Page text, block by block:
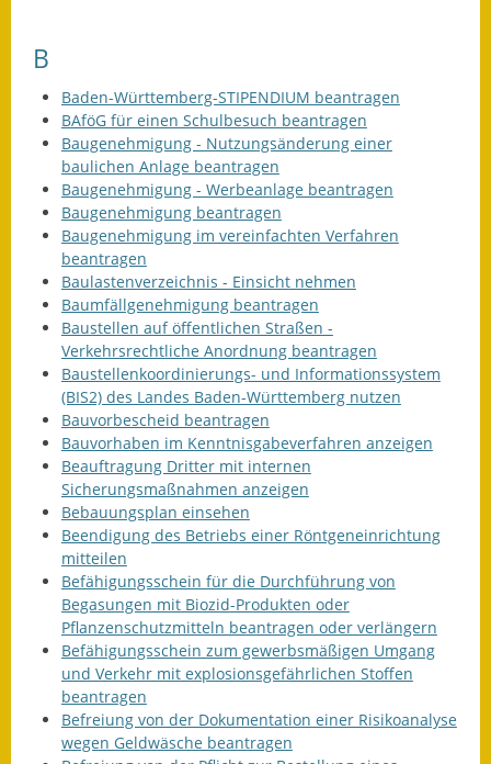
B
Baden-Württemberg-STIPENDIUM beantragen
BAföG für einen Schulbesuch beantragen
Baugenehmigung - Nutzungsänderung einer
baulichen Anlage beantragen
Baugenehmigung - Werbeanlage beantragen
Baugenehmigung beantragen
Baugenehmigung im vereinfachten Verfahren
beantragen
Baulastenverzeichnis - Einsicht nehmen
Baumfällgenehmigung beantragen
Baustellen auf öffentlichen Straßen -
Verkehrsrechtliche Anordnung beantragen
Baustellenkoordinierungs- und Informationssystem
(BIS2) des Landes Baden-Württemberg nutzen
Bauvorbescheid beantragen
Bauvorhaben im Kenntnisgabeverfahren anzeigen
Beauftragung Dritter mit internen
Sicherungsmaßnahmen anzeigen
Bebauungsplan einsehen
Beendigung des Betriebs einer Röntgeneinrichtung
mitteilen
Befähigungsschein für die Durchführung von
Begasungen mit Biozid-Produkten oder
Pflanzenschutzmitteln beantragen oder verlängern
Befähigungsschein zum gewerbsmäßigen Umgang
und Verkehr mit explosionsgefährlichen Stoffen
beantragen
Befreiung von der Dokumentation einer Risikoanalyse
wegen Geldwäsche beantragen